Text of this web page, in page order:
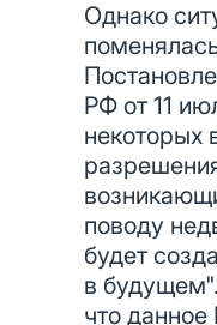
Однако
РФ от 11
некоторых
поводу
будет
в
что